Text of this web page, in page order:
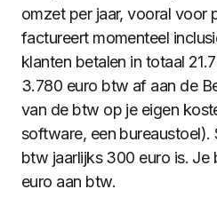
omzet per jaar, vooral voor
factureert momenteel
klanten betalen in totaal
3.780 euro btw af aan de
van de btw op je eigen
software, een bureaustoel).
btw jaarlijks 300 euro is.
euro aan btw.